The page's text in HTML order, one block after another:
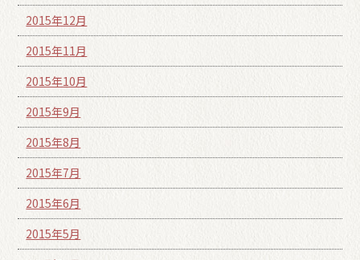
2015年12月
2015年11月
2015年10月
2015年9月
2015年8月
2015年7月
2015年6月
2015年5月